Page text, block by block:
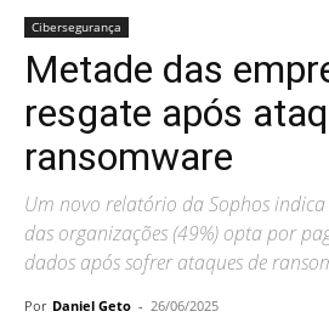
Cibersegurança
Metade das
resgate após
ransomware
Um novo relatório da Sophos
das organizações (49%) opta por
dados após sofrer ataques de
Por Daniel Geto - 26/06/2025